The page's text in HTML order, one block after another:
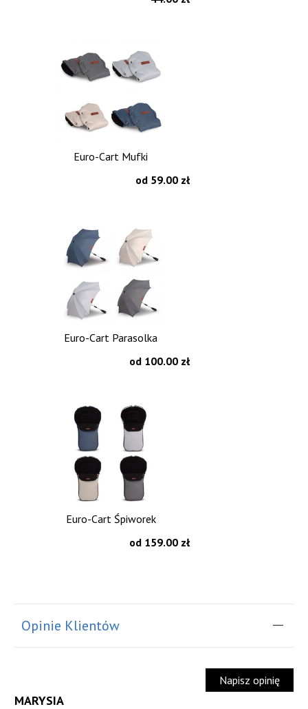
Euro-Cart Mufki
od 59.00 zł
Euro-Cart Parasolka
od 100.00 zł
Euro-Cart Śpiworek
od 159.00 zł
Opinie Klientów
Napisz opinię
MARYSIA